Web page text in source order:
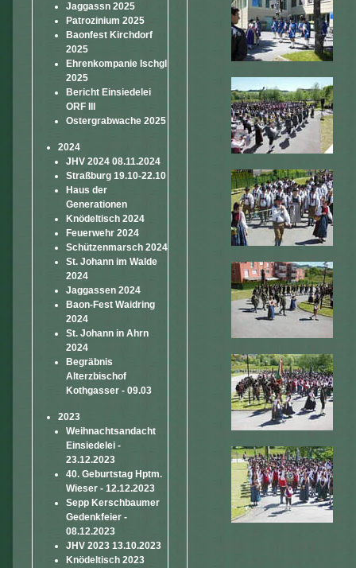
Jaggassn 2025
Patrozinium 2025
Baonfest Kirchdorf
2025
Ehrenkompanie Ischgl
2025
Bericht Einsiedelei
ORF III
Ostergrabwache 2025
2024
JHV 2024 08.11.2024
Straßburg 19.10-22.10
Haus der
Generationen
Knödeltisch 2024
Feuerwehr 2024
Schützenmarsch 2024
St. Johann im Walde
2024
Jaggassen 2024
Baon-Fest Waidring
2024
St. Johann in Ahrn
2024
Begräbnis
Alterzbischof
Kothgasser - 09.03
2023
Weihnachtsandacht
Einsiedelei -
23.12.2023
40. Geburtstag Hptm.
Wieser - 12.12.2023
Sepp Kerschbaumer
Gedenkfeier -
08.12.2023
JHV 2023 13.10.2023
Knödeltisch 2023